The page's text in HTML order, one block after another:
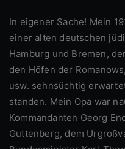
In eigener Sache! Mein 1918 geborener Opa entstammt
einer alten deutschen
Hamburg und Bremen,
den Höfen der
usw. sehnsüchtig
standen. Mein Opa war
Kommandanten Georg
Guttenberg, dem